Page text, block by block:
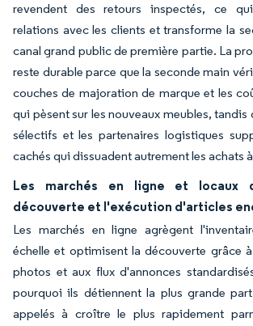
revendent des retours inspectés, ce
relations avec les clients et transforme la
canal grand public de première partie. La
reste durable parce que la seconde main
couches de majoration de marque et les
qui pèsent sur les nouveaux meubles, tandis
sélectifs et les partenaires logistiques
cachés qui dissuadent autrement les achats
Les marchés en ligne et locaux
découverte et l'exécution d'articles
Les marchés en ligne agrègent
échelle et optimisent la découverte grâce
photos et aux flux d'annonces
pourquoi ils détiennent la plus grande
appelés à croître le plus rapidement